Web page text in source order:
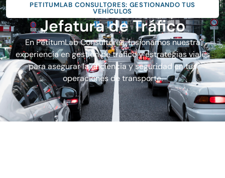
PETITUMLAB CONSULTORES: GESTIONANDO TUS
VEHÍCULOS
Jefatura de Tráfico
En PetitumLab Consultores, fusionamos nuestra
experiencia en gestión de tráfico y estrategias viales
para asegurar la eficiencia y seguridad en tus
operaciones de transporte.